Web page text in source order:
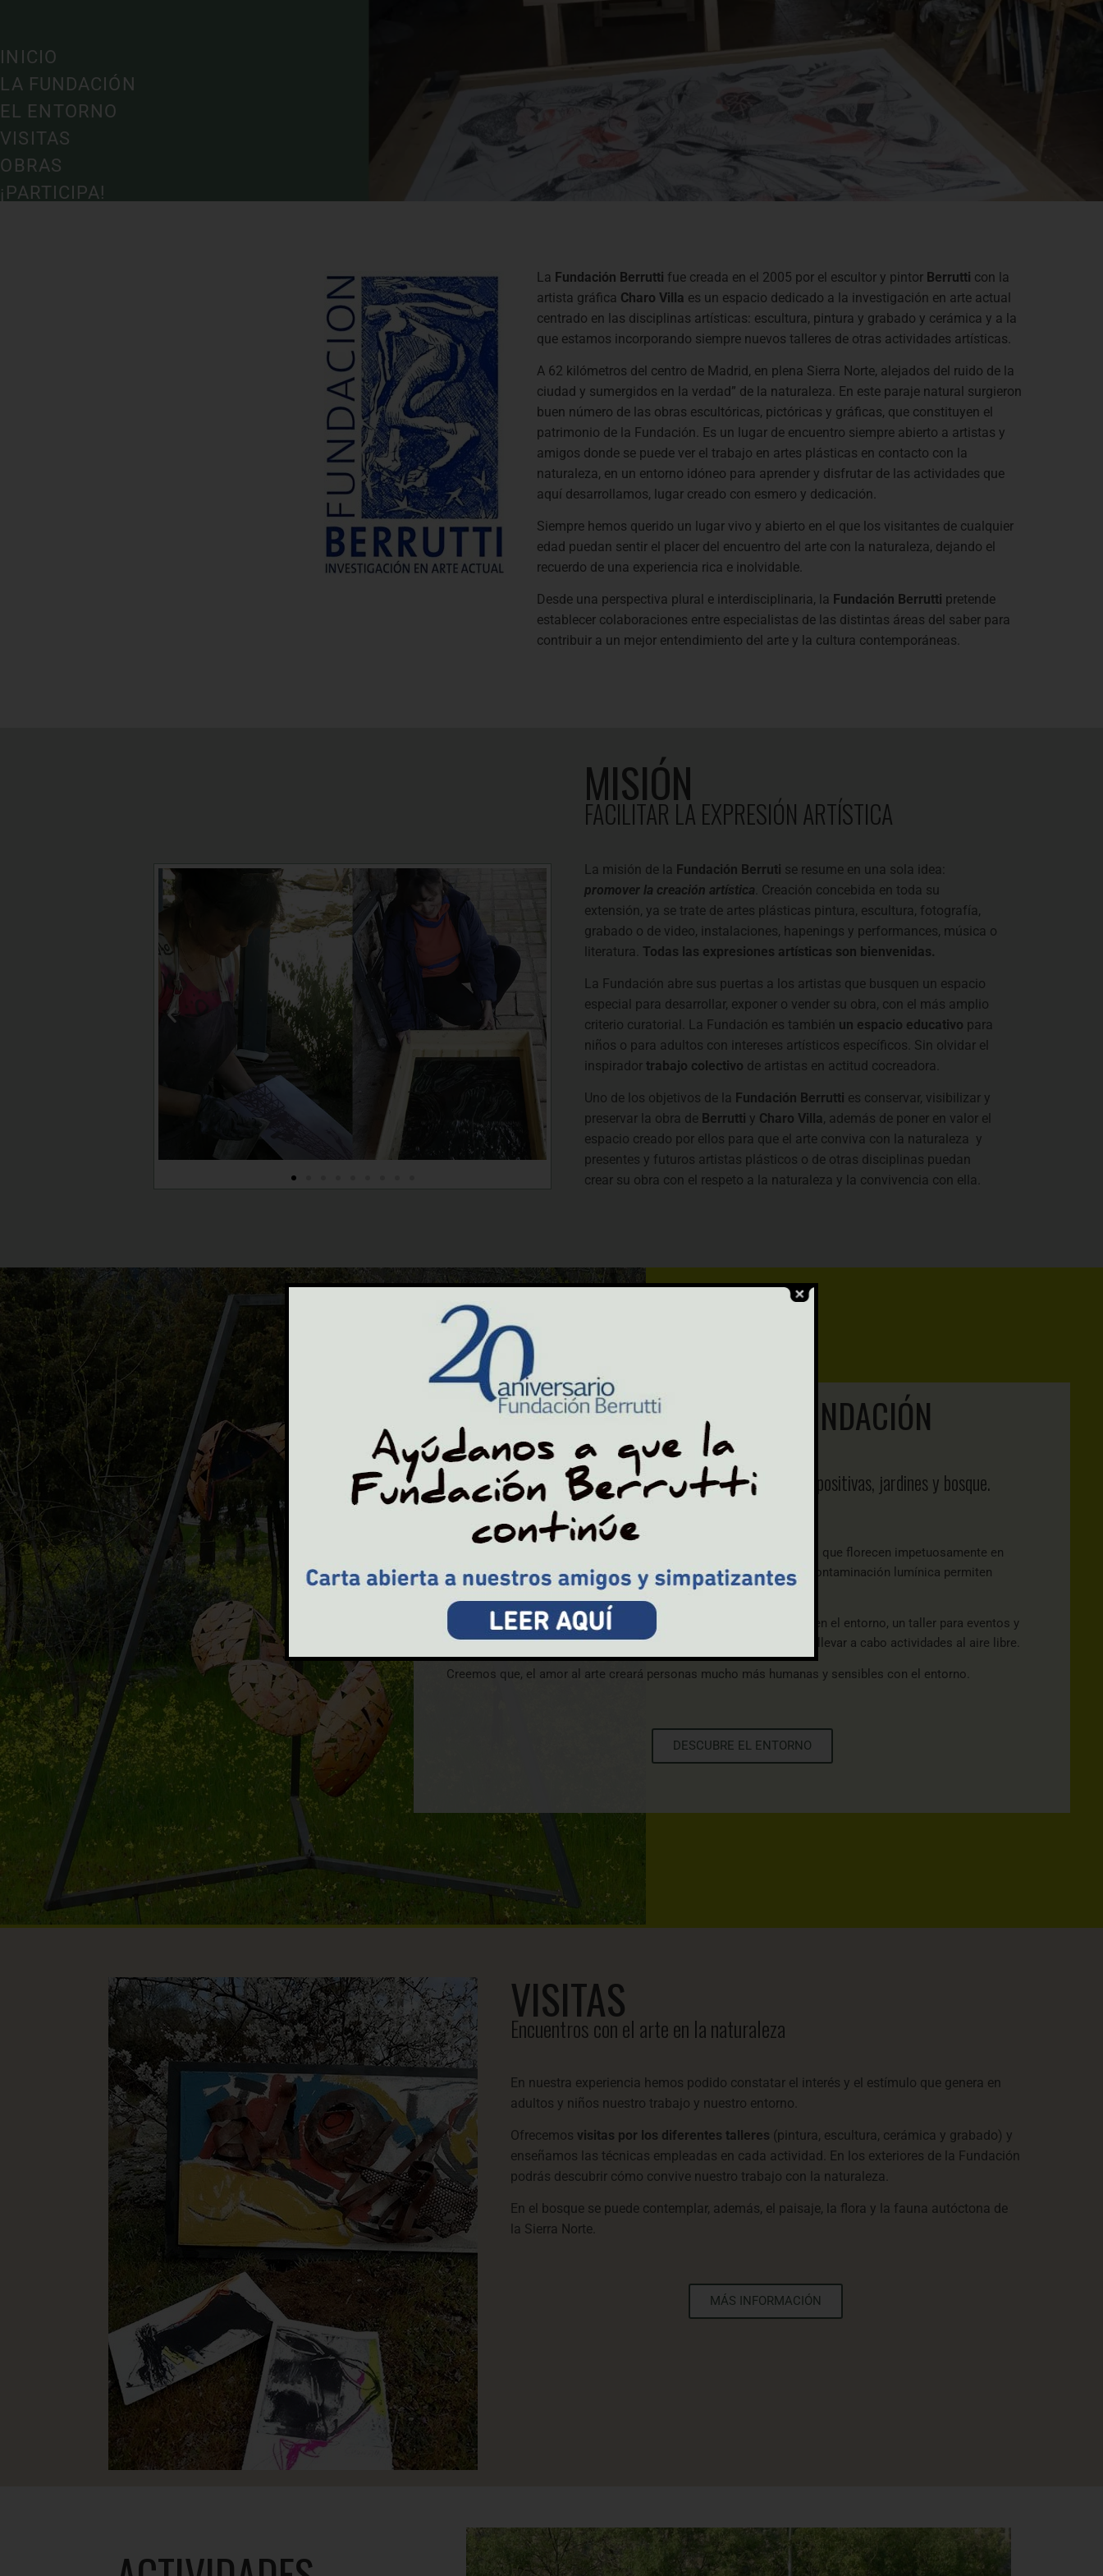
INICIO
LA FUNDACIÓN
EL ENTORNO
VISITAS
OBRAS
¡PARTICIPA!
La Fundación Berrutti fue creada en el 2005 por el escultor y pintor Berrutti con la
artista gráfica Charo Villa es un espacio dedicado a la investigación en arte actual
centrado en las disciplinas artísticas: escultura, pintura y grabado y cerámica y a la
que estamos incorporando siempre nuevos talleres de otras actividades artísticas.
A 62 kilómetros del centro de Madrid, en plena Sierra Norte, alejados del ruido de la
ciudad y sumergidos en la verdad” de la naturaleza. En este paraje natural surgieron
buen número de las obras escultóricas, pictóricas y gráficas, que constituyen el
patrimonio de la Fundación. Es un lugar de encuentro siempre abierto a artistas y
amigos donde se puede ver el trabajo en artes plásticas en contacto con la
naturaleza, en un entorno idóneo para aprender y disfrutar de las actividades que
aquí desarrollamos, lugar creado con esmero y dedicación.
Siempre hemos querido un lugar vivo y abierto en el que los visitantes de cualquier
edad puedan sentir el placer del encuentro del arte con la naturaleza, dejando el
recuerdo de una experiencia rica e inolvidable.
Desde una perspectiva plural e interdisciplinaria, la Fundación Berrutti pretende
establecer colaboraciones en­tre especialistas de las distintas áreas del saber para
contribuir a un mejor entendimiento del arte y la cultura contemporáneas.
MISIÓN
FACILITAR LA EXPRESIÓN ARTÍSTICA
La misión de la Fundación Berruti se resume en una sola idea:
promover la creación artística . Creación concebida en toda su
extensión, ya se trate de artes plásticas pintura, escultura, fotografía,
grabado o de video, instalaciones, hapenings y performances, música o
literatura. Todas las expresiones artísticas son bienvenidas.
La Fundación abre sus puertas a los artistas que busquen un espacio
especial para desarrollar, exponer o vender su obra, con el más amplio
criterio curatorial. La Fundación es también un espacio educativo para
niños o para adultos con intereses artísticos específicos. Sin olvidar el
inspirador trabajo colectivo de artistas en actitud cocreadora.
Uno de los objetivos de la Fundación Berrutti es conservar, visibilizar y
preservar la obra de Berrutti y Charo Villa, además de poner en valor el
espacio creado por ellos para que el arte conviva con la naturaleza y
presentes y futuros artistas plásticos o de otras disciplinas puedan
crear su obra con el respeto a la naturaleza y la convivencia con ella.
EL ESPACIO NATURAL DE LA FUNDACIÓN
BERRUTTI
Este espacio natural está distribuido por talleres, zonas expositivas, jardines y bosque.
La Fundación está rodeada de manantiales naturales, granito y jaras que florecen impetuosamente en
primavera. Constituye un espacio sin ruido y las noches, libres de contaminación lumínica permiten
contemplar la vía láctea en todo su esplendor.
La Fundación cuenta con una casa y talleres plenamente integrada en el entorno, un taller para eventos y
trabajos artísticos, con un total de 8000m² en el exterior se pueden llevar a cabo actividades al aire libre.
Creemos que, el amor al arte creará personas mucho más humanas y sensibles con el entorno.
DESCUBRE EL ENTORNO
VISITAS
Encuentros con el arte en la naturaleza
En nuestra experiencia hemos podido constatar el interés y el estímulo que genera en
adultos y niños nuestro trabajo y nuestro entorno.
Ofrecemos visitas por los diferentes talleres (pintura, escultura, cerámica y grabado) y
enseñamos las técnicas empleadas en cada actividad. En los exteriores de la Fundación
podrás descubrir cómo convive nuestro trabajo con la naturaleza.
En el bosque se puede contemplar, además, el paisaje, la flora y la fauna autóctona de
la Sierra Norte.
MÁS INFORMACIÓN